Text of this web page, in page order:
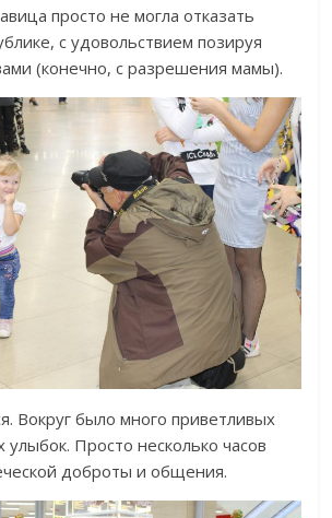
просто не могла отказать
с удовольствием позируя
(конечно, с разрешения мамы).
Вокруг было много приветливых
Просто несколько часов
доброты и общения.